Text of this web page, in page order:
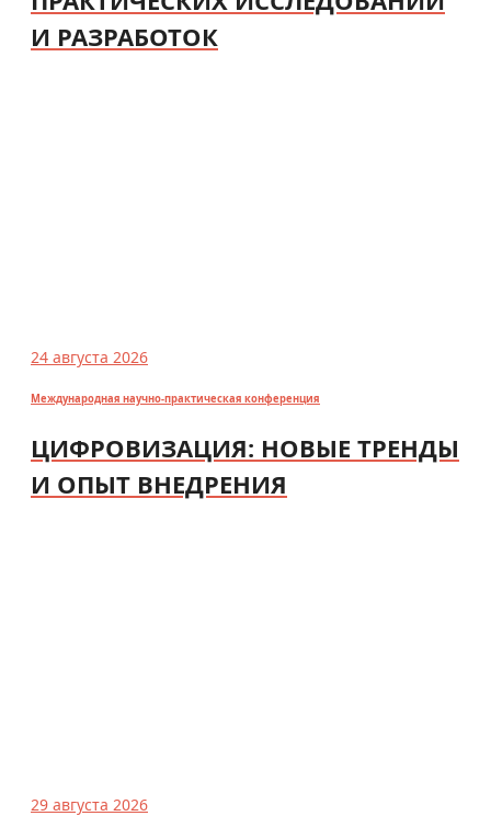
И РАЗРАБОТОК
24 августа 2026
Международная научно-практическая конференция
ЦИФРОВИЗАЦИЯ: НОВЫЕ ТРЕНДЫ
И ОПЫТ ВНЕДРЕНИЯ
29 августа 2026